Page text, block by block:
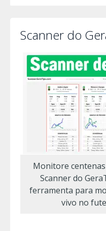
Scanner do
Monitore
Scanner do
ferramenta para
vivo no